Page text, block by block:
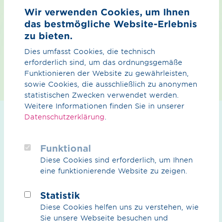
Ausgezeichnet!
Zum Abschluss testen wir gemeinsam die erfolgreiche
geschultes Fachpersonal.
– unser Schulungskonzept
von Trainingsmöglichkeiten, die speziell auf die
Anforderungen im Umgang mit Wasserstoff
zugeschnitten sind. Das zugehörige Schulungskonzept
Wir verwenden Cookies, um Ihnen
das bestmögliche Website-Erlebnis
zu bieten.
Dies umfasst Cookies, die technisch
erforderlich sind, um das ordnungsgemäße
Funktionieren der Website zu gewährleisten,
sowie Cookies, die ausschließlich zu anonymen
statistischen Zwecken verwendet werden.
Weitere Informationen finden Sie in unserer
Datenschutzerklärung
Funktional
Diese Cookies sind erforderlich, um Ihnen
eine funktionierende Website zu zeigen.
Statistik
Diese Cookies helfen uns zu verstehen, wie
Sie unsere Webseite besuchen und